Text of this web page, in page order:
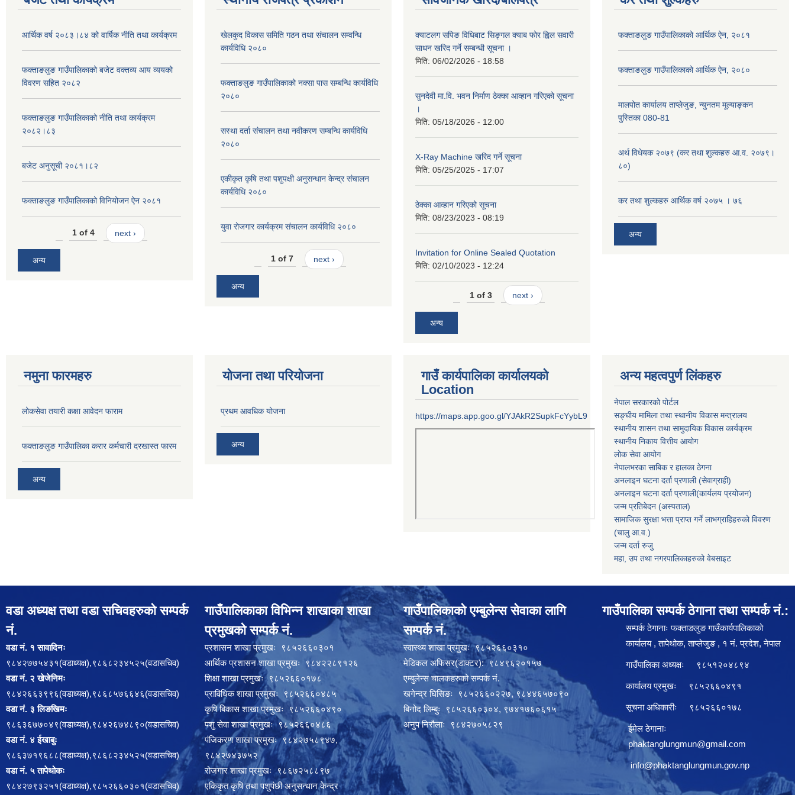
आर्थिक वर्ष २०८३।८४ को वार्षिक नीति तथा कार्यक्रम
फक्ताङलुङ गाउँपालिकाको बजेट वक्तव्य आय व्ययको
विवरण सहित २०८२
फक्ताङलुङ गाउँपालिकाको नीति तथा कार्यक्रम
२०८२।८३
बजेट अनुसूची २०८१।८२
फक्ताङलुङ गाउँपालिकाको विनियोजन ऐन २०८१
1 of 4 next ›
अन्य
खेलकुद विकास समिति गठन तथा संचालन सम्वन्धि
कार्यविधि २०८०
फक्ताङलुङ गाउँपालिकाको नक्सा पास सम्बन्धि कार्यविधि
२०८०
सस्था दर्ता संचालन तथा नवीकरण सम्बन्धि कार्यविधि
२०८०
एकीकृत कृषि तथा पशुपक्षी अनुसन्धान केन्द्र संचालन
कार्यविधि २०८०
युवा रोजगार कार्यक्रम संचालन कार्यविधि २०८०
1 of 7 next ›
अन्य
क्याटलग सपिङ विधिबाट सिङ्गल क्याब फोर ह्विल सवारी
साधन खरिद गर्ने सम्बन्धी सूचना ।
मिति: 06/02/2026 - 18:58
सुनदेवी मा.वि. भवन निर्माण ठेक्का आव्हान गरिएको सूचना
।
मिति: 05/18/2026 - 12:00
X-Ray Machine खरिद गर्ने सूचना
मिति: 05/25/2025 - 17:07
ठेक्का आव्हान गरिएको सूचना
मिति: 08/23/2023 - 08:19
Invitation for Online Sealed Quotation
मिति: 02/10/2023 - 12:24
1 of 3 next ›
अन्य
फक्ताङलुङ गाउँपालिकाको आर्थिक ऐन, २०८१
फक्ताङलुङ गाउँपालिकाको आर्थिक ऐन, २०८०
मालपोत कार्यालय ताप्लेजुङ, न्युनतम मूल्याङ्कन
पुस्तिका 080-81
अर्थ विधेयक २०७९ (कर तथा शुल्कहरु आ.व. २०७९।
८०)
कर तथा शुल्कहरु आर्थिक वर्ष २०७५ । ७६
अन्य
नमुना फारमहरु
लोकसेवा तयारी कक्षा आवेदन फाराम
फक्ताङलुङ गाउँपालिका करार कर्मचारी दरखास्त फारम
अन्य
योजना तथा परियोजना
प्रथम आवधिक योजना
अन्य
गाउँ कार्यपालिका कार्यालयको
Location
https://maps.app.goo.gl/YJAkR2SupkFcYybL9
अन्य महत्वपुर्ण लिंकहरु
नेपाल सरकारको पोर्टल
सङ्घीय मामिला तथा स्थानीय विकास मन्त्रालय
स्थानीय शासन तथा सामुदायिक विकास कार्यक्रम
स्थानीय निकाय वित्तीय आयोग
लोक सेवा आयोग
नेपालभरका साबिक र हालका ठेगना
अनलाइन घटना दर्ता प्रणाली (सेवाग्राही)
अनलाइन घटना दर्ता प्रणाली(कार्यलय प्रयोजन)
जन्म प्रतिबेदन (अस्पताल)
सामाजिक सुरक्षा भत्ता प्राप्त गर्ने लाभग्राहिहरुको विवरण
(चालु आ.व.)
जन्म दर्ता रुजु
महा, उप तथा नगरपालिकाहरुको वेबसाइट
वडा अध्यक्ष तथा वडा सचिवहरुको सम्पर्क
नं.
वडा नं. १ सावादिनः
९८४२७७५४३१(वडाध्यक्ष),९८६८२३४५२५(वडासचिव)
वडा नं. २ खेजेनिमः
९८४२६६३९९६(वडाध्यक्ष),९८६८५७६६४६(वडासचिव)
वडा नं. ३ लिङखिमः
९८६३६७७०४९(वडाध्यक्ष),९८४२६७४८९०(वडासचिव)
वडा नं. ४ ईखाबुः
९८६३७१९६८८(वडाध्यक्ष),९८६८२३४५२५(वडासचिव)
वडा नं. ५ तापेथोकः
९८४२७९३२५१(वडाध्यक्ष),९८५२६६०३०१(वडासचिव)
गाउँपालिकाका विभिन्न शाखाका शाखा
प्रमुखको सम्पर्क नं.
प्रशासन शाखा प्रमुखः ९८५२६६०३०१
आर्थिक प्रशासन शाखा प्रमुखः ९८४२२८९१२६
शिक्षा शाखा प्रमुखः ९८५२६६०१७८
प्राविधिक शाखा प्रमुखः ९८५२६६०४८५
कृषि बिकास शाखा प्रमुखः ९८५२६६०४९०
पशु सेवा शाखा प्रमुखः ९८५२६६०४८६
पंजिकरण शाखा प्रमुखः ९८४२७५८९४७,
९८४२७४३७५२
रोजगार शाखा प्रमुखः ९८६७२५८८९७
एकिकृत कृषि तथा पशुपंछी अनुसन्धान केन्द्र
गाउँपालिकाको एम्बुलेन्स सेवाका लागि
सम्पर्क नं.
स्वास्थ्य शाखा प्रमुखः ९८५२६६०३१०
मेडिकल अफिसर(डाक्टर): ९८४९६२०१५७
एम्बुलेन्स चालकहरुको सम्पर्क नं.
खगेन्द्र घिसिङः ९८५२६६०२२७, ९८४४६५७०९०
बिनोद लिम्बुः ९८५२६६०३०४, ९७४१७६०६१५
अनुप निरौलाः ९८४२७०५८२९
गाउँपालिका सम्पर्क ठेगाना तथा सम्पर्क नं.:
सम्पर्क ठेगानाः फक्ताङलुङ गाउँकार्यपालिकाको
कार्यालय , तापेथोक, ताप्लेजुङ , १ नं. प्रदेश, नेपाल
गाउँपालिका अध्यक्षः ९८५१२०४८९४
कार्यालय प्रमुखः ९८५२६६०४९१
सूचना अधिकारीः ९८५२६६०१७८
ईमेल ठेगानाः
phaktanglungmun@gmail.com
info@phaktanglungmun.gov.np